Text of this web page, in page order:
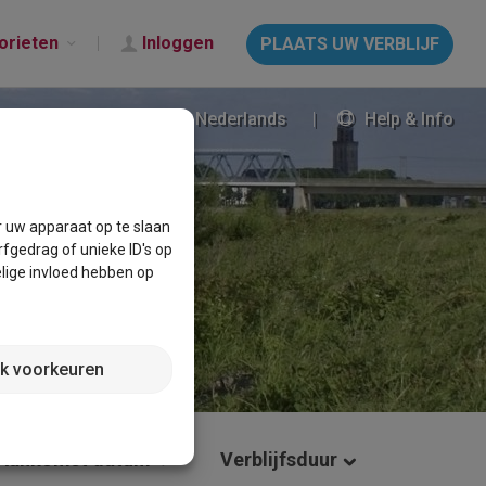
Inloggen PLAATS UW VERBLIJF
Nederlands Help & Info
Verblijfsduur
apparaat op te slaan
of unieke ID's op
invloed hebben op
voorkeuren